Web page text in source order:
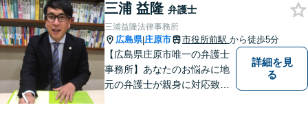
整えておりますので、困った
とき、迷ったときはお気軽に
ご相談ください。
三浦 益隆 弁護士
三浦益隆法律事務所
広島県|庄原市 市役所前駅 から徒歩5分
【広島県庄原市唯一の弁護士
事務所】あなたのお悩みに地
元の弁護士が親身に対応致し
詳細を見
る